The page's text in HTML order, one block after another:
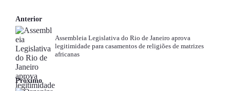
Anterior
Assembleia Legislativa do Rio de Janeiro aprova
legitimidade para casamentos de religiões de matrizes
africanas
Próximo